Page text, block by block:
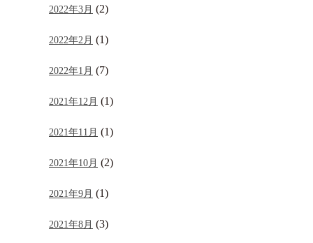
2022年3月 (2)
2022年2月 (1)
2022年1月 (7)
2021年12月 (1)
2021年11月 (1)
2021年10月 (2)
2021年9月 (1)
2021年8月 (3)